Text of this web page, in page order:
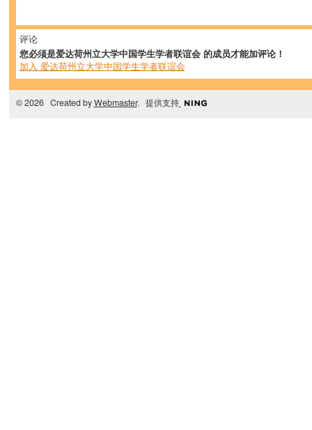
评论
您必须是爱达荷州立大学中国学生学者联谊会 的成员才能加评论！
加入 爱达荷州立大学中国学生学者联谊会
© 2026 Created byWebmaster. 提供支持